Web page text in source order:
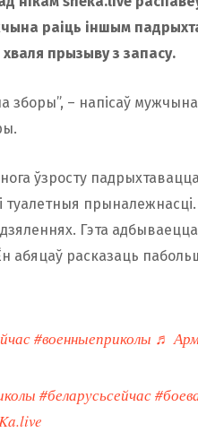
раіць іншым
прызыву з запасу.
– напісаў
ўзросту
Гэта
абяцаў расказаць
#военныеприколы ♬
#беларусьсейчас